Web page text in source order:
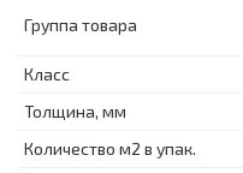
Группа товара
Класс
Толщина, мм
Количество м2 в упак.